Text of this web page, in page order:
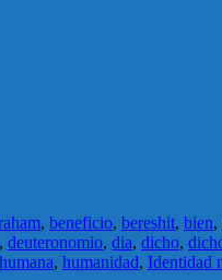
, beneficio, bereshit, bien,
, deuteronomio, dia, dicho,
humana, humanidad, Identidad